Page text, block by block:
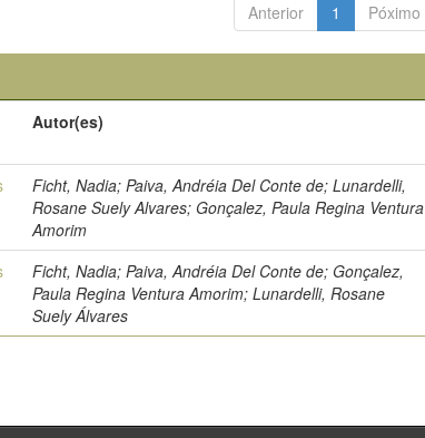
Anterior 1 Póximo
Autor(es)
Ficht, Nadia; Paiva, Andréia Del Conte de; Lunardelli,
Rosane Suely Alvares; Gonçalez, Paula Regina Ventura
Amorim
Ficht, Nadia; Paiva, Andréia Del Conte de; Gonçalez,
Paula Regina Ventura Amorim; Lunardelli, Rosane
Suely Álvares